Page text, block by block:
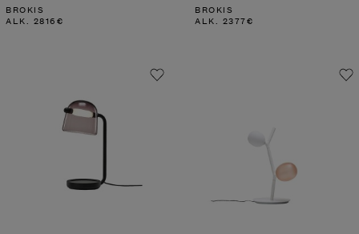
BROKIS
ALK. 2816€
BROKIS
ALK. 2377€